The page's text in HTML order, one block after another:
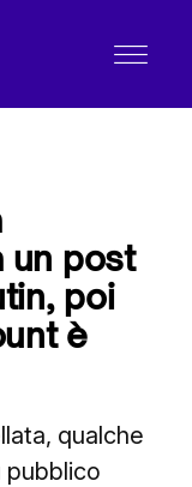
un post
poi
è
qualche
pubblico